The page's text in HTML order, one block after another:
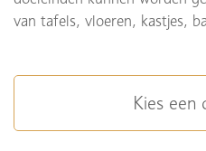
van tafels, vloeren, kastjes,
Kies een